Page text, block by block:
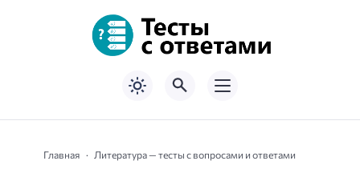
Главная Литература — тесты с вопросами и ответами